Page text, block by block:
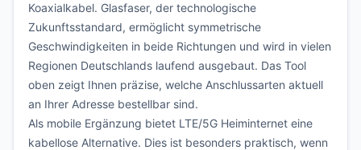
Koaxialkabel. Glasfaser, der technologische
Zukunftsstandard, ermöglicht symmetrische
Geschwindigkeiten in beide Richtungen und wird in vielen
Regionen Deutschlands laufend ausgebaut. Das Tool
oben zeigt Ihnen präzise, welche Anschlussarten aktuell
an Ihrer Adresse bestellbar sind.
Als mobile Ergänzung bietet LTE/5G Heiminternet eine
kabellose Alternative. Dies ist besonders praktisch, wenn